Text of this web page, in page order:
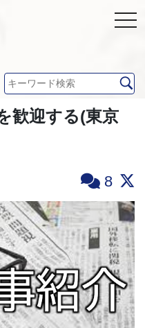
歓迎する(東京
8